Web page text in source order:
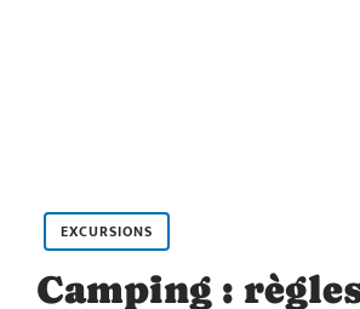
EXCURSIONS
Camping :